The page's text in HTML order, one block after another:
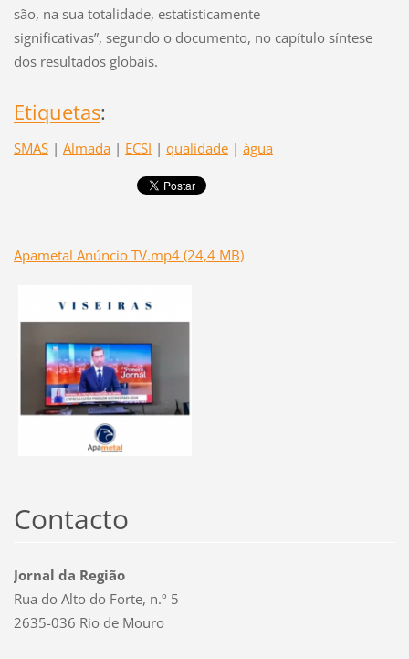
são, na sua totalidade, estatisticamente
significativas”, segundo o documento, no capítulo síntese
dos resultados globais.
Etiquetas:
SMAS | Almada | ECSI | qualidade | àgua
Apametal Anúncio TV.mp4 (24,4 MB)
Contacto
Jornal da Região
Rua do Alto do Forte, n.º 5
2635-036 Rio de Mouro